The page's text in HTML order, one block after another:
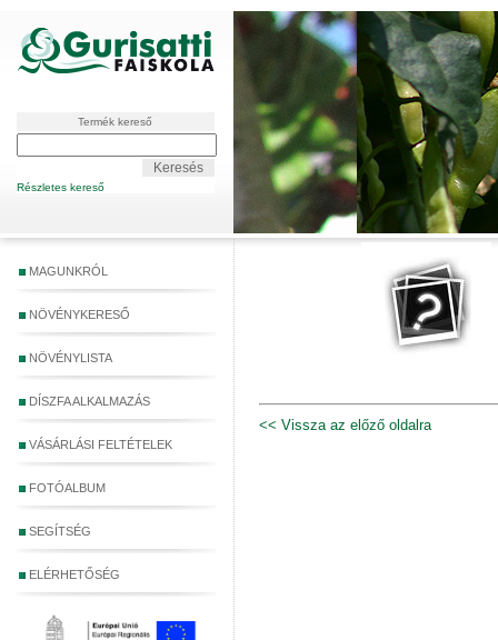
Termék kereső
Részletes kereső
MAGUNKRÓL
NÖVÉNYKERESŐ
NÖVÉNYLISTA
DÍSZFA ALKALMAZÁS
VÁSÁRLÁSI FELTÉTELEK
FOTÓALBUM
SEGÍTSÉG
ELÉRHETŐSÉG
<< Vissza az előző oldalra